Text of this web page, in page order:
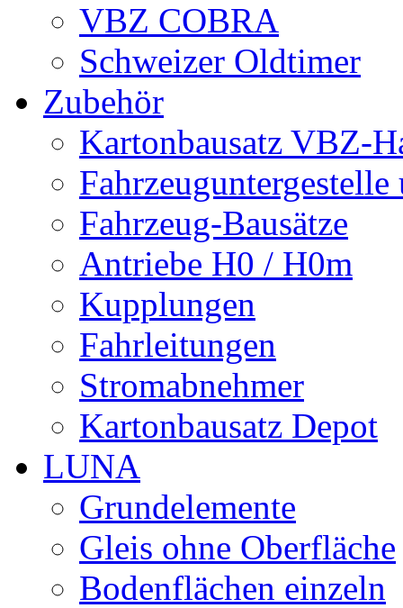
VBZ COBRA
Schweizer Oldtimer
Zubehör
Kartonbausatz VBZ-
Fahrzeuguntergestelle
Fahrzeug-Bausätze
Antriebe H0 / H0m
Kupplungen
Fahrleitungen
Stromabnehmer
Kartonbausatz Depot
LUNA
Grundelemente
Gleis ohne Oberfläche
Bodenflächen einzeln